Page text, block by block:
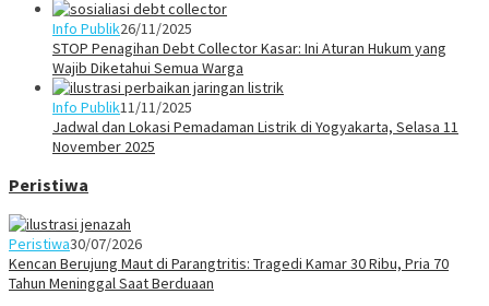
Info Publik26/11/2025
STOP Penagihan Debt Collector Kasar: Ini Aturan Hukum yang
Wajib Diketahui Semua Warga
Info Publik11/11/2025
Jadwal dan Lokasi Pemadaman Listrik di Yogyakarta, Selasa 11
November 2025
Peristiwa
Peristiwa30/07/2026
Kencan Berujung Maut di Parangtritis: Tragedi Kamar 30 Ribu, Pria 70
Tahun Meninggal Saat Berduaan